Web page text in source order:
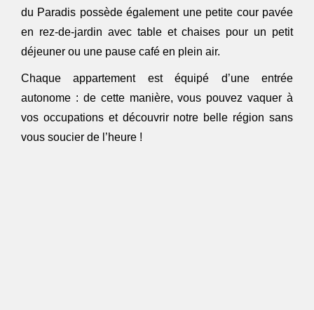
du Paradis possède également une petite cour pavée
en rez-de-jardin avec table et chaises pour un petit
déjeuner ou une pause café en plein air.
Chaque appartement est équipé d’une entrée
autonome : de cette manière, vous pouvez vaquer à
vos occupations et découvrir notre belle région sans
vous soucier de l’heure !